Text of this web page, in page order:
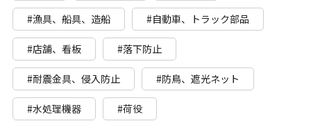
#漁具、船具、造船 #自動車、トラック部品
#店舗、看板 #落下防止
#耐震金具、侵入防止 #防鳥、遮光ネット
#水処理機器 #荷役